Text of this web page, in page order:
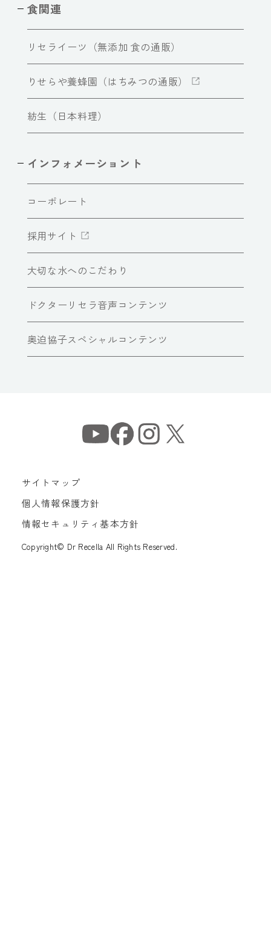
食関連
リセライーツ（無添加 食の通販）
りせらや養蜂園（はちみつの通販）
紡生（日本料理）
インフォメーショント
コーポレート
採用サイト
大切な水へのこだわり
ドクターリセラ音声コンテンツ
奥迫協子スペシャルコンテンツ
サイトマップ
個人情報保護方針
情報セキュリティ基本方針
Copyright© Dr Recella All Rights Reserved.